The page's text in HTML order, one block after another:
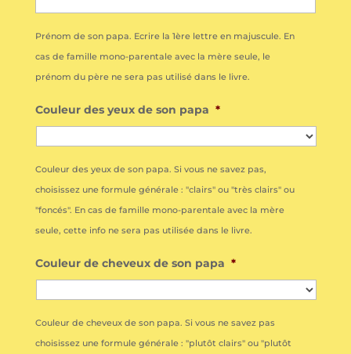
Prénom de son papa. Ecrire la 1ère lettre en majuscule. En
cas de famille mono-parentale avec la mère seule, le
prénom du père ne sera pas utilisé dans le livre.
Couleur des yeux de son papa *
Couleur des yeux de son papa. Si vous ne savez pas,
choisissez une formule générale : "clairs" ou "très clairs" ou
"foncés". En cas de famille mono-parentale avec la mère
seule, cette info ne sera pas utilisée dans le livre.
Couleur de cheveux de son papa *
Couleur de cheveux de son papa. Si vous ne savez pas
choisissez une formule générale : "plutôt clairs" ou "plutôt